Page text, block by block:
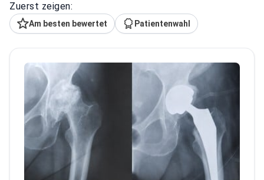
Zuerst zeigen:
Am besten bewertet Patientenwahl